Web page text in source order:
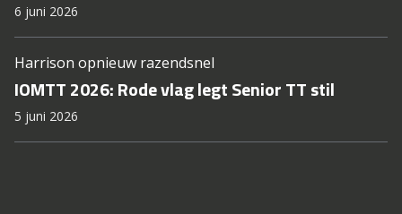
6 juni 2026
Harrison opnieuw razendsnel
IOMTT 2026: Rode vlag legt Senior TT stil
5 juni 2026